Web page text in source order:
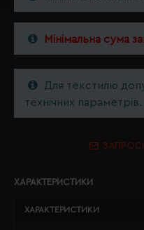
Мінімальна сума
Для текстилю
технічних параметрів.
ХАРАКТЕРИСТИКИ
ХАРАКТЕРИСТИКИ